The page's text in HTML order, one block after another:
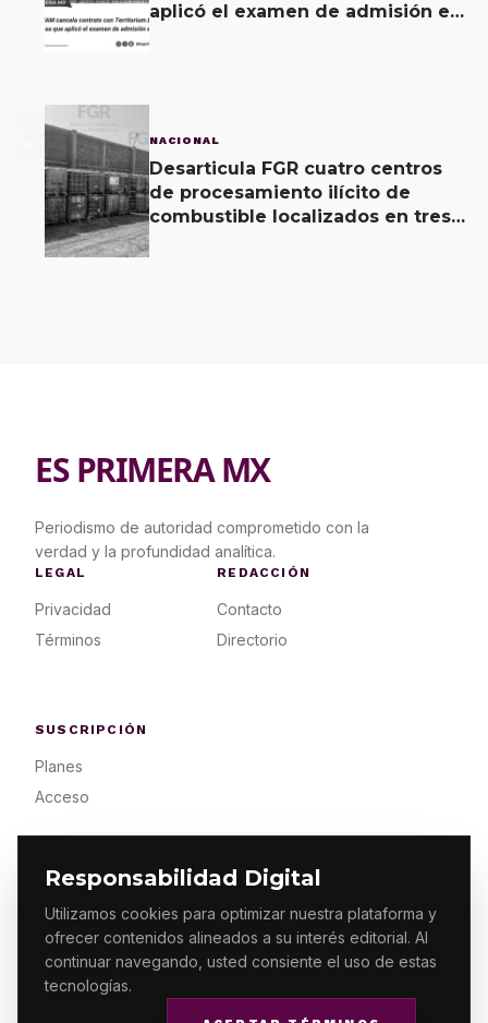
Responsabilidad Digital
Utilizamos cookies para optimizar nuestra plataforma y
ofrecer contenidos alineados a su interés editorial. Al
continuar navegando, usted consiente el uso de estas
tecnologías.
aplicó el examen de admisión en
3 NACIONAL
Desarticula FGR cuatro centros
de procesamiento ilícito de
combustible localizados en tres
ES PRIMERA MX
Periodismo de autoridad comprometido con la
verdad y la profundidad analítica.
LEGAL
Privacidad
Términos
REDACCIÓN
Contacto
Directorio
SUSCRIPCIÓN
Planes
Acceso
© 2026 ES PRIMERA MX. ALGUNOS DERECHOS
RESERVADOS / DESIGNMAKING.MX